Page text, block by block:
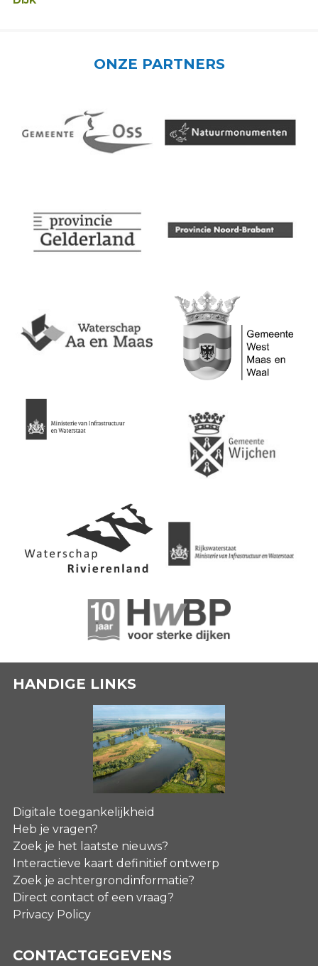
ONZE PARTNERS
HANDIGE LINKS
Digitale toegankelijkheid
Heb je vragen?
Zoek je het laatste nieuws?
Interactieve kaart definitief ontwerp
Zoek je achtergrondinformatie?
Direct contact of een vraag?
Privacy Policy
CONTACTGEGEVENS